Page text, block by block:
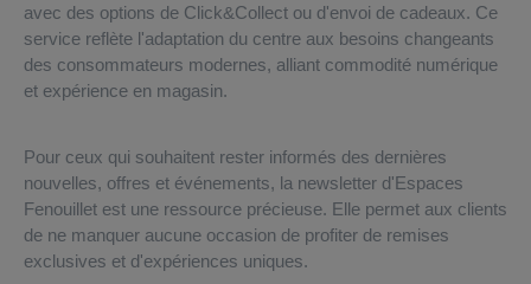
avec des options de Click&Collect ou d'envoi de cadeaux. Ce
service reflète l'adaptation du centre aux besoins changeants
des consommateurs modernes, alliant commodité numérique
et expérience en magasin.
Pour ceux qui souhaitent rester informés des dernières
nouvelles, offres et événements, la newsletter d'Espaces
Fenouillet est une ressource précieuse. Elle permet aux clients
de ne manquer aucune occasion de profiter de remises
exclusives et d'expériences uniques.